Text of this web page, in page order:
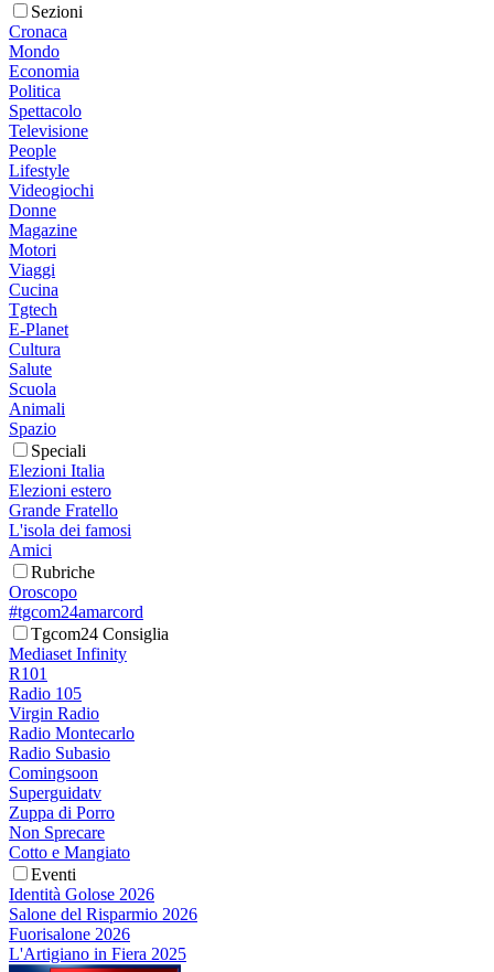
Sezioni
Cronaca
Mondo
Economia
Politica
Spettacolo
Televisione
People
Lifestyle
Videogiochi
Donne
Magazine
Motori
Viaggi
Cucina
Tgtech
E-Planet
Cultura
Salute
Scuola
Animali
Spazio
Speciali
Elezioni Italia
Elezioni estero
Grande Fratello
L'isola dei famosi
Amici
Rubriche
Oroscopo
#tgcom24amarcord
Tgcom24 Consiglia
Mediaset Infinity
R101
Radio 105
Virgin Radio
Radio Montecarlo
Radio Subasio
Comingsoon
Superguidatv
Zuppa di Porro
Non Sprecare
Cotto e Mangiato
Eventi
Identità Golose 2026
Salone del Risparmio 2026
Fuorisalone 2026
L'Artigiano in Fiera 2025